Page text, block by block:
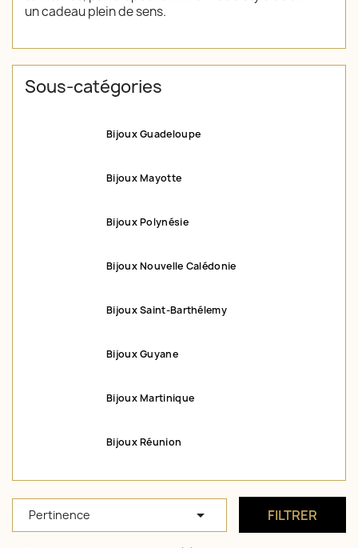
un cadeau plein de sens.
Sous-catégories
Bijoux Guadeloupe
Bijoux Mayotte
Bijoux Polynésie
Bijoux Nouvelle Calédonie
Bijoux Saint-Barthélemy
Bijoux Guyane
Bijoux Martinique
Bijoux Réunion
Pertinence  FILTRER